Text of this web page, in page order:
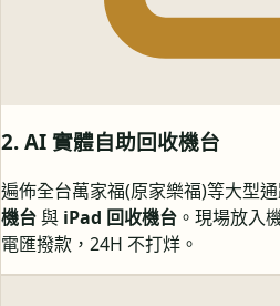
2. AI 實體自助回收機台
遍佈全台萬家福(原家樂福)等大型
機台與 iPad 回收機台 。現場放入
電匯撥款，24H 不打烊。